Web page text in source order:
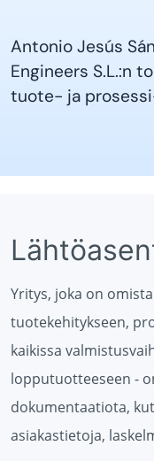
Antonio Jesús
Engineers S.L.:n
tuote- ja
Yritys, joka on
tuotekehitykseen,
kaikissa
lopputuotteeseen -
dokumentaatiota,
asiakastietoja,